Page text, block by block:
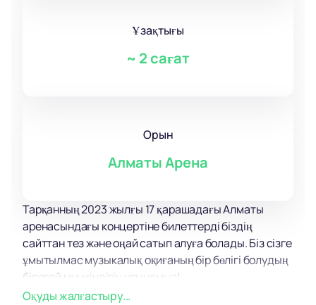
Ұзақтығы
~ 2 сағат
Орын
Алматы Арена
Тарқанның 2023 жылғы 17 қарашадағы Алматы
аренасындағы концертіне билеттерді біздің
сайттан тез және оңай сатып алуға болады. Біз сізге
ұмытылмас музыкалық оқиғаның бір бөлігі болудың
бірегей мүмкіндігін ұсынамыз!
Таркан-түрік поп-музыкасының нағыз шебері, оның
Оқуды жалғастыру...